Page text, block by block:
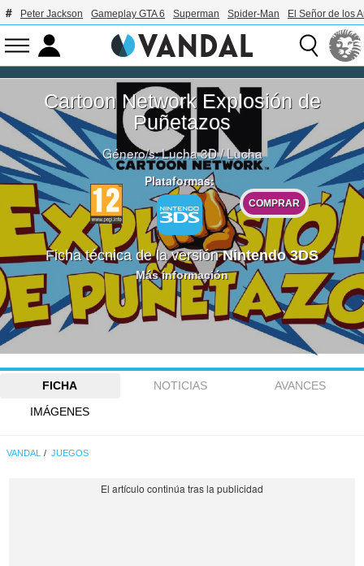
Peter Jackson Gameplay GTA 6 Superman Spider-Man El Señor de los
Cartoon Network Explosión de
Puñetazos
Género/s:Lucha 3D/Lucha
Plataformas:
COMPRAR
Ficha técnica de la versiónNintendo 3DS
Más información
FICHA NOTICIAS
AVANCES
IMÁGENES
VANDAL JUEGOS